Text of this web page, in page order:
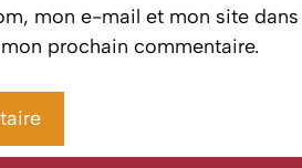
mon e-mail et mon site dans
prochain commentaire.